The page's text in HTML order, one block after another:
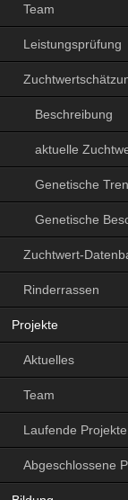
Team
Leistungsprüfung
Beschreibung
aktuelle
Genetische
Genetische
Zuchtwert-
Rinderrassen
Projekte
Aktuelles
Team
Laufende Projekte
Abgeschlossene